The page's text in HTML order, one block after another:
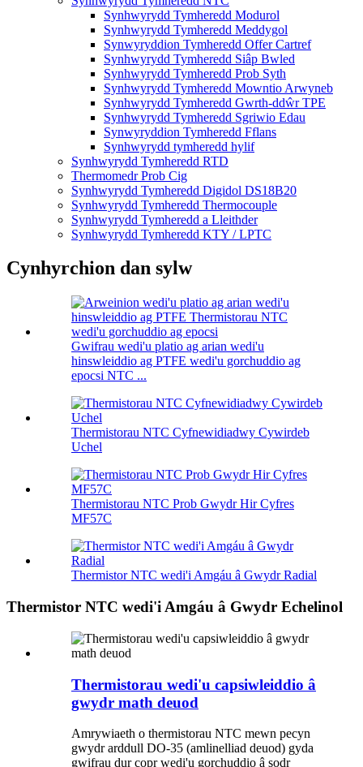
Synhwyrydd Tymheredd Modurol
Synhwyrydd Tymheredd Meddygol
Synwyryddion Tymheredd Offer Cartref
Synhwyrydd Tymheredd Siâp Bwled
Synhwyrydd Tymheredd Prob Syth
Synhwyrydd Tymheredd Mowntio Arwyneb
Synhwyrydd Tymheredd Gwrth-ddŵr TPE
Synhwyrydd Tymheredd Sgriwio Edau
Synwyryddion Tymheredd Fflans
Synhwyrydd tymheredd hylif
Synhwyrydd Tymheredd RTD
Thermomedr Prob Cig
Synhwyrydd Tymheredd Digidol DS18B20
Synhwyrydd Tymheredd Thermocouple
Synhwyrydd Tymheredd a Lleithder
Synhwyrydd Tymheredd KTY / LPTC
Cynhyrchion dan sylw
Gwifrau wedi'u platio ag arian wedi'u
hinswleiddio ag PTFE wedi'u gorchuddio ag
epocsi NTC ...
Thermistorau NTC Cyfnewidiadwy Cywirdeb
Uchel
Thermistorau NTC Prob Gwydr Hir Cyfres
MF57C
Thermistor NTC wedi'i Amgáu â Gwydr Radial
Thermistor NTC wedi'i Amgáu â Gwydr Echelinol
Thermistorau wedi'u capsiwleiddio â
gwydr math deuod
Amrywiaeth o thermistorau NTC mewn pecyn
gwydr arddull DO-35 (amlinelliad deuod) gyda
gwifrau dur copr wedi'u gorchuddio â sodr